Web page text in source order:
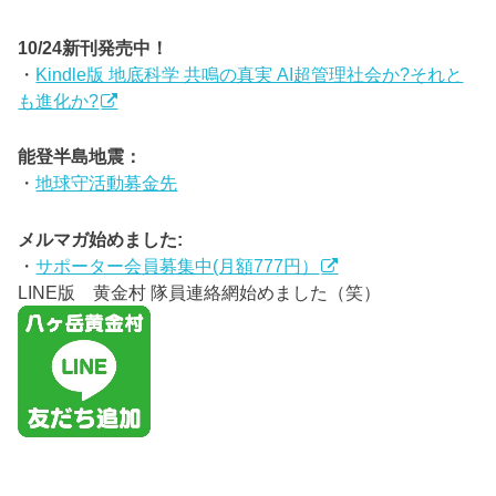
10/24新刊発売中！
・ Kindle版 地底科学 共鳴の真実 AI超管理社会か?それと
も進化か?
能登半島地震：
・地球守活動募金先
メルマガ始めました:
・サポーター会員募集中(月額777円）
LINE版 黄金村 隊員連絡網始めました（笑）